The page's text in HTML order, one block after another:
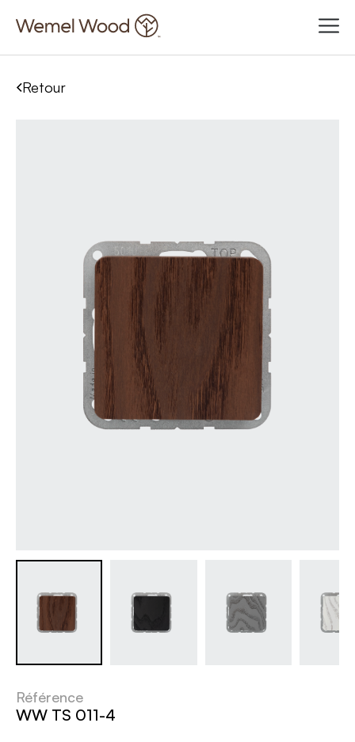
Retour
Référence
WW TS 011-4